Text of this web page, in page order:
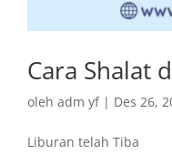
Cara Shalat
olehadm yf| Des 26,
Liburan telah Tiba